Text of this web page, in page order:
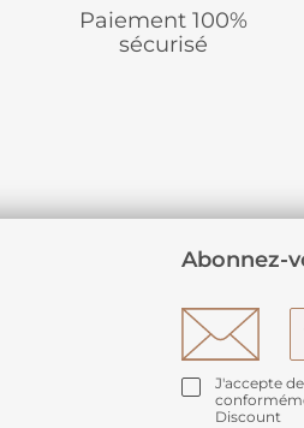
Paiement 100%
sécurisé
Abonnez-
J'accepte
Discount